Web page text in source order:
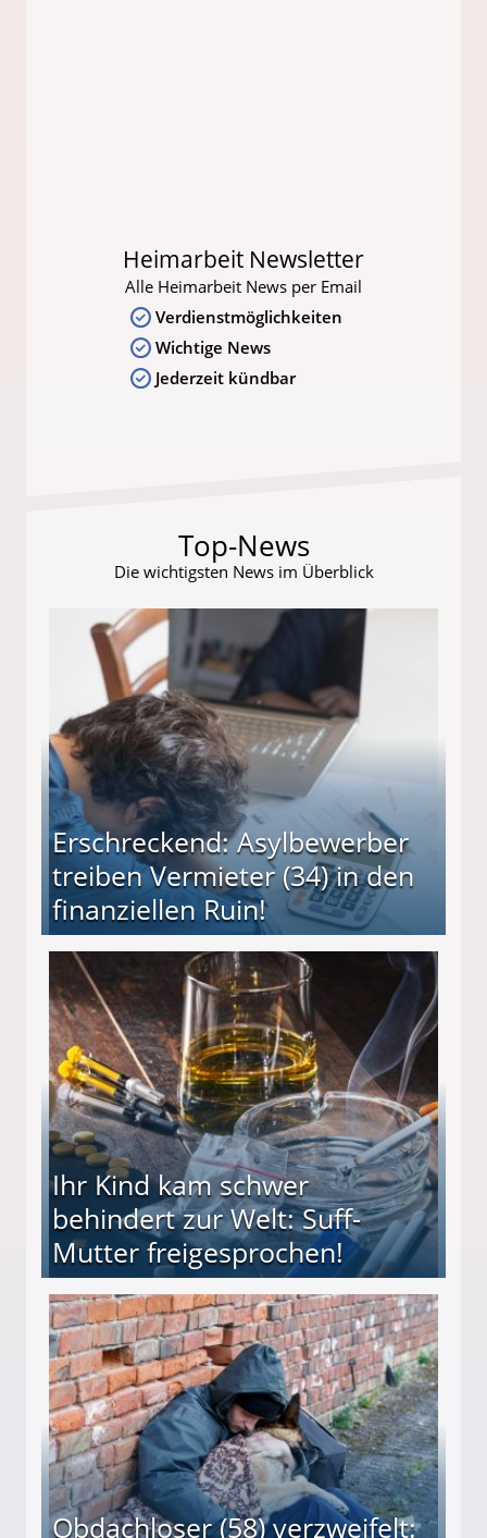
Heimarbeit Newsletter
Alle Heimarbeit News per Email
Verdienstmöglichkeiten
Wichtige News
Jederzeit kündbar
Top-News
Die wichtigsten News im Überblick
Erschreckend: Asylbewerber
treiben Vermieter (34) in den
finanziellen Ruin!
(34) in den finanziellen Ruin!
Ihr Kind kam schwer
behindert zur Welt: Suff-
Mutter freigesprochen!
Mutter freigesprochen!
Obdachloser (58) verzweifelt: